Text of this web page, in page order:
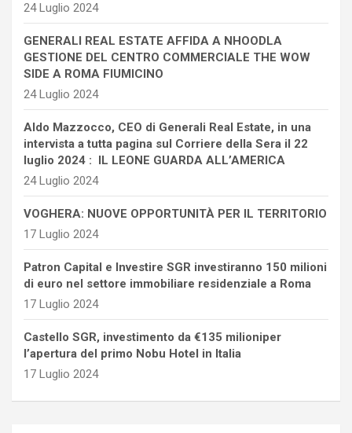
24 Luglio 2024
GENERALI REAL ESTATE AFFIDA A NHOODLA
GESTIONE DEL CENTRO COMMERCIALE THE WOW
SIDE A ROMA FIUMICINO
24 Luglio 2024
Aldo Mazzocco, CEO di Generali Real Estate, in una
intervista a tutta pagina sul Corriere della Sera il 22
luglio 2024 : IL LEONE GUARDA ALL’AMERICA
24 Luglio 2024
VOGHERA: NUOVE OPPORTUNITÀ PER IL TERRITORIO
17 Luglio 2024
Patron Capital e Investire SGR investiranno 150 milioni
di euro nel settore immobiliare residenziale a Roma
17 Luglio 2024
Castello SGR, investimento da €135 milioniper
l’apertura del primo Nobu Hotel in Italia
17 Luglio 2024